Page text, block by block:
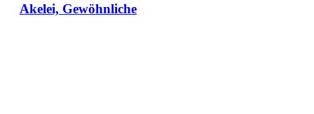
Akelei, Gewöhnliche